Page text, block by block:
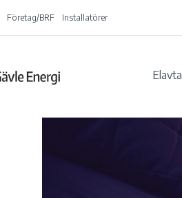
Företag/BRF Installatörer
Elavtal